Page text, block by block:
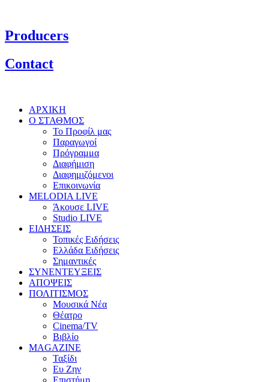
Producers
Contact
ΑΡΧΙΚΗ
Ο ΣΤΑΘΜΟΣ
Το Προφίλ μας
Παραγωγοί
Πρόγραμμα
Διαφήμιση
Διαφημιζόμενοι
Επικοινωνία
MELODIA LIVE
Άκουσε LIVE
Studio LIVE
ΕΙΔΗΣΕΙΣ
Τοπικές Ειδήσεις
Ελλάδα Ειδήσεις
Σημαντικές
ΣΥΝΕΝΤΕΥΞΕΙΣ
ΑΠΟΨΕΙΣ
ΠΟΛΙΤΙΣΜΟΣ
Μουσικά Νέα
Θέατρο
Cinema/TV
Βιβλίο
MAGAZINE
Ταξίδι
Ευ Ζην
Επιστήμη